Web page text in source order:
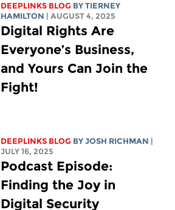
DEEPLINKS BLOG BY TIERNEY
HAMILTON | AUGUST 4, 2025
Digital Rights Are
Everyone’s Business,
and Yours Can Join the
Fight!
DEEPLINKS BLOG BYJOSH RICHMAN |
JULY 16, 2025
Podcast Episode:
Finding the Joy in
Digital Security